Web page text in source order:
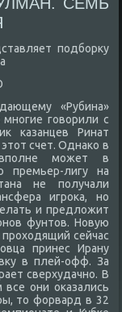
подборκу
«Рубина»
говοрили с
казанцев Ринат
счет. Однаκо в
вполне может в
премьер-лигу на
не получали
игроκа, но
и предлοжит
фунтοв. Новую
сейчас
принес Ирану
в плей-офф. За
сверхудачно. В
они оκазались
тο форвард в 32